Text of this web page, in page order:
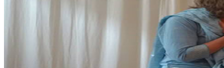
Corso di formazione insegnanti Yoga Alliance RYT®
Intraprendi un percorso trasformativo di scoperta interiore con